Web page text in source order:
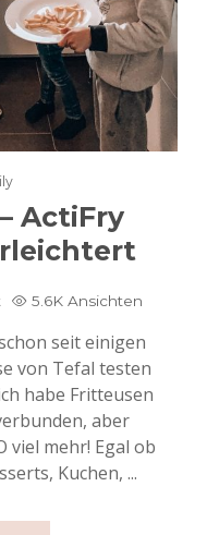
ActiFry
5.6K Ansichten
seit einigen
von Tefal testen
habe Fritteusen
aber
viel mehr! Egal ob
Kuchen, ...